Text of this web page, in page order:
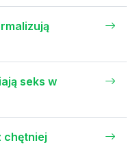
seks w
chętniej